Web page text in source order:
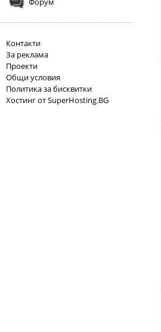
Контакти
За реклама
Проекти
Общи условия
Политика за бисквитки
Хостинг от SuperHosting.BG